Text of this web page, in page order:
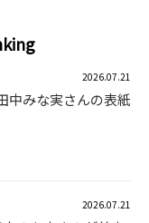
2026.07.21
中みな実さんの表紙
2026.07.21